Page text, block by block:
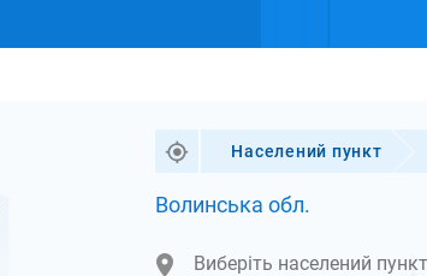
Населений пункт
Волинська обл.
Виберіть населений пункт